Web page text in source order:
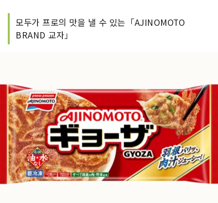
모두가 프로의 맛을 낼 수 있는「AJINOMOTO
BRAND 교자」